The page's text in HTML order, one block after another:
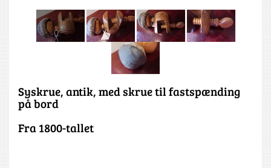
Syskrue, antik, med skrue til fastspænding
på bord
Fra 1800-tallet